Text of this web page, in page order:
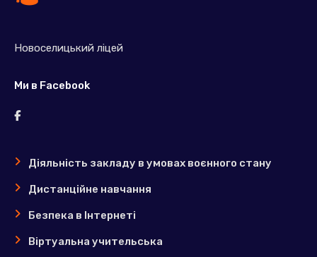
Новоселицький ліцей
Ми в Facebook
Діяльність закладу в умовах воєнного стану
Дистанційне навчання
Безпека в Інтернеті
Віртуальна учительська